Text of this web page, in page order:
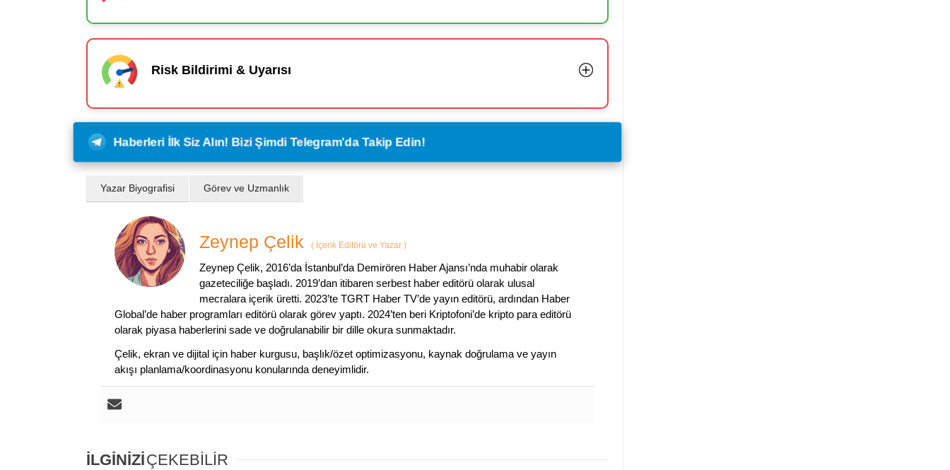
Risk Bildirimi & Uyarısı
Haberleri İlk Siz Alın! Bizi Şimdi Telegram'da Takip Edin!
Yazar Biyografisi Görev ve Uzmanlık
Zeynep Çelik ( İçerik Editörü ve Yazar )
Zeynep Çelik, 2016’da İstanbul’da Demirören Haber Ajansı’nda muhabir olarak
gazeteciliğe başladı. 2019’dan itibaren serbest haber editörü olarak ulusal
mecralara içerik üretti. 2023’te TGRT Haber TV’de yayın editörü, ardından Haber
Global’de haber programları editörü olarak görev yaptı. 2024’ten beri Kriptofoni’de kripto para editörü
olarak piyasa haberlerini sade ve doğrulanabilir bir dille okura sunmaktadır.
Çelik, ekran ve dijital için haber kurgusu, başlık/özet optimizasyonu, kaynak doğrulama ve yayın
akışı planlama/koordinasyonu konularında deneyimlidir.
İLGİNİZİÇEKEBİLİR